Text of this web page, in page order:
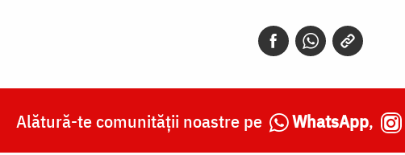
Alătură-te comunității noastre pe WhatsApp,